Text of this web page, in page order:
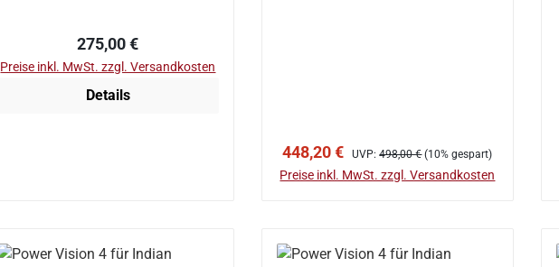
Regulärer Preis:
275,00 €
Preise inkl. MwSt. zzgl. Versandkosten
Details
Verkaufspreis:
448,20 € Regulärer Preis:
UVP:498,00 € (10% gespart)
Preise inkl. MwSt. zzgl. Versandkosten